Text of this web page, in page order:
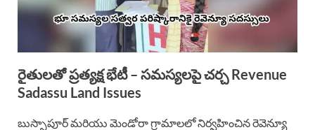
రైతులతో ప్రత్యక్ష భేటీ – సమస్యలపై చర్చ Revenue
Sadassu Land Issues
బుస్సాపూర్ మరియు మెండోరా గ్రామాలలో నిర్వహించిన రెవెన్యూ